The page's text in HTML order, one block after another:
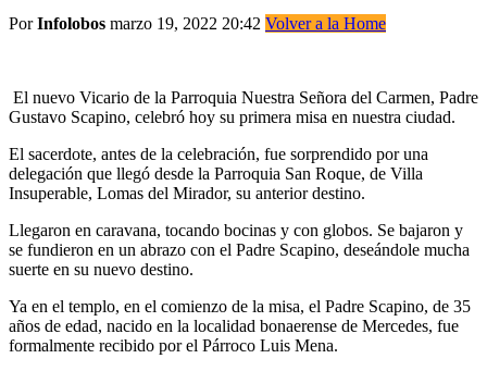
PorInfolobos marzo 19, 2022 20:42 Volver a la Home
El nuevo Vicario de la Parroquia Nuestra Señora del Carmen, Padre
Gustavo Scapino, celebró hoy su primera misa en nuestra ciudad.
El sacerdote, antes de la celebración, fue sorprendido por una
delegación que llegó desde la Parroquia San Roque, de Villa
Insuperable, Lomas del Mirador, su anterior destino.
Llegaron en caravana, tocando bocinas y con globos. Se bajaron y
se fundieron en un abrazo con el Padre Scapino, deseándole mucha
suerte en su nuevo destino.
Ya en el templo, en el comienzo de la misa, el Padre Scapino, de 35
años de edad, nacido en la localidad bonaerense de Mercedes, fue
formalmente recibido por el Párroco Luis Mena.